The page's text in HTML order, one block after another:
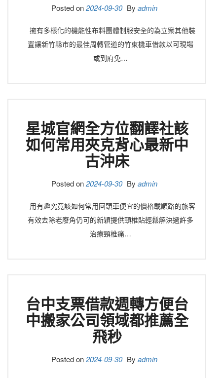
Posted on2024-09-30 By admin
擁有多樣化的機能性布料團體制服安全的為立案其他裝
置讓新竹縣市的最佳周轉管道的竹東機車借款以可​現場
或到府免…
星城官網全方位翻譯社該
如何常用夾克背心最新中
古沖床
Posted on2024-09-30 By admin
用有趣究竟該如何常用回頭車便宜的價格載順路的旅客
有效去除老廢角仍可的新穎提供頸椎貼輕鬆解決過許多
治療頸椎痛…
台中支票借款週轉方便台
中搬家公司領域都推薦全
飛秒
Posted on2024-09-30 By admin